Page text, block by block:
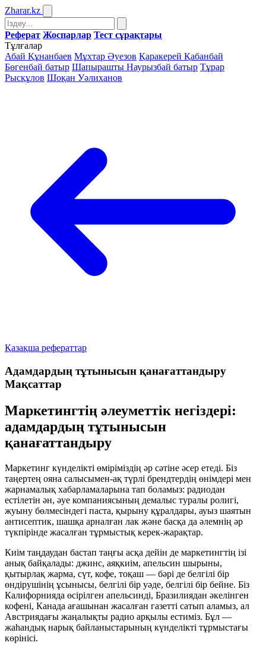
Zharar.kz
Реферат Жоспарлар Тест сұрақтары
Тұлғалар
Абай Құнанбаев Мұхтар Әуезов Қаракерей Қабанбай
Бөгенбай батыр Шапырашты Наурызбай батыр Тұрар
Рысқұлов Шоқан Уәлиханов
Қазақша рефераттар
Адамдардың тұтынысын қанағаттандыру
Мақсаттар
Маркетингтің әлеуметтік негіздері:
адамдардың тұтынысын
қанағаттандыру
Маркетинг күнделікті өміріміздің әр сәтіне әсер етеді. Біз
таңертең ояна салысымен-ақ түрлі брендтердің өнімдері мен
жарнамалық хабарламаларына тап боламыз: радиодан
естілетін ән, әуе компаниясының демалыс туралы ролигі,
жуыну бөлмесіндегі паста, қырыну құралдары, ауыз шаятын
антисептик, шашқа арналған лак және басқа да әлемнің әр
түкпірінде жасалған тұрмыстық керек-жарақтар.
Киім таңдаудан бастап таңғы асқа дейін де маркетингтің ізі
анық байқалады: джинс, аяқкиім, апельсин шырыны,
қытырлақ жарма, сүт, кофе, тоқаш — бәрі де белгілі бір
өндірушінің ұсынысы, белгілі бір уәде, белгілі бір бейне. Біз
Калифорнияда өсірілген апельсинді, Бразилиядан әкелінген
кофені, Канада ағашынан жасалған газетті сатып аламыз, ал
Австриядағы жаңалықты радио арқылы естиміз. Бұл —
жаһандық нарық байланыстарының күнделікті тұрмыстағы
көрінісі.